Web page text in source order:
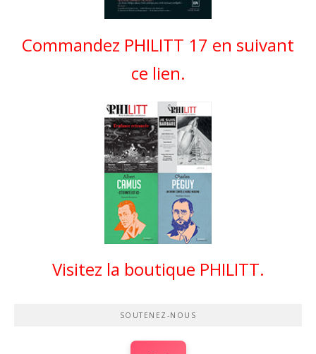
Commandez PHILITT 17 en suivant
ce lien.
Visitez la boutique PHILITT.
SOUTENEZ-NOUS